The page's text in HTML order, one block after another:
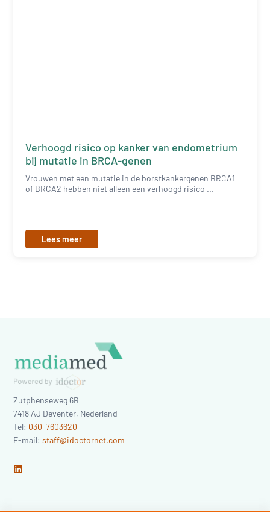
Verhoogd risico op kanker van endometrium
bij mutatie in BRCA-genen
Vrouwen met een mutatie in de borstkankergenen BRCA1
of BRCA2 hebben niet alleen een verhoogd risico ...
Lees meer
Zutphenseweg 6B
7418 AJ Deventer, Nederland
Tel: 030-7603620
E-mail:staff@idoctornet.com